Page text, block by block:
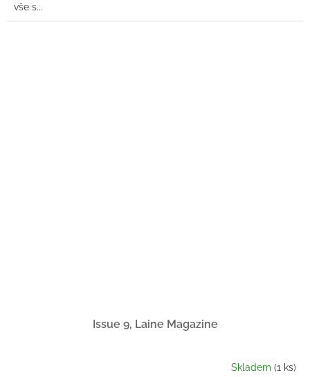
vše s...
Issue 9, Laine Magazine
Skladem (1 ks)